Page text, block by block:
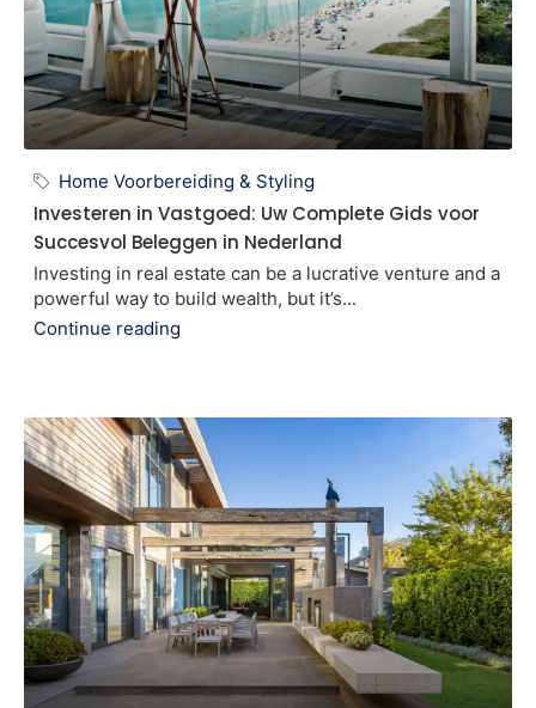
Home Voorbereiding & Styling
Investeren in Vastgoed: Uw Complete Gids voor
Succesvol Beleggen in Nederland
Investing in real estate can be a lucrative venture and a
powerful way to build wealth, but it’s...
Continue reading